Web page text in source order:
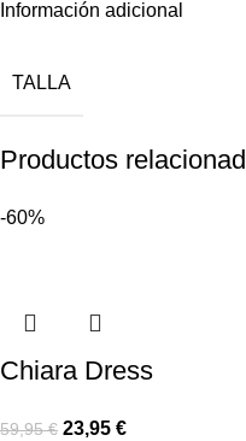
Información adicional
TALLA
Productos
-60%
Chiara Dress
59,95€ 23,95 €